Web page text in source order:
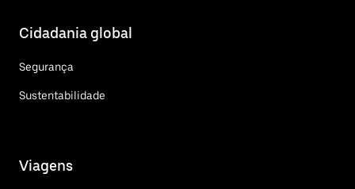
Cidadania global
Segurança
Sustentabilidade
Viagens